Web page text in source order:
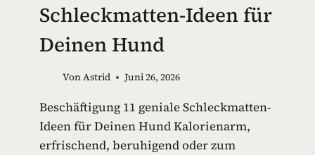
F
E
I
H
N
D
E
Schleckmatten-Ideen für
Deinen Hund
VonAstrid Juni 26, 2026
Beschäftigung 11 geniale Schleckmatten-
Ideen für Deinen Hund Kalorienarm,
erfrischend, beruhigend oder zum